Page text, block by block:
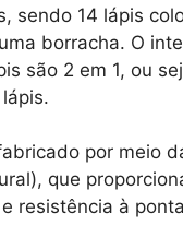
sendo 14 lápis
borracha. O
são 2 em 1, ou
por meio
que
resistência à